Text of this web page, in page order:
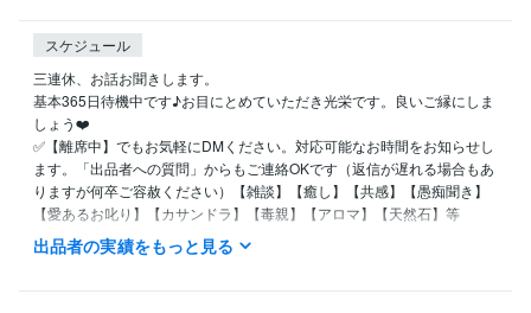
スケジュール
三連休、お話お聞きします。
基本365日待機中です♪お目にとめていただき光栄です。良いご縁にしま
しょう❤️
✅【離席中】でもお気軽にDMください。対応可能なお時間をお知らせし
ます。「出品者への質問」からもご連絡OKです（返信が遅れる場合もあ
りますが何卒ご容赦ください）【雑談】【癒し】【共感】【愚痴聞き】
【愛あるお叱り】【カサンドラ】【毒親】【アロマ】【天然石】等
⭐️標準語・関西弁どちらでもOK！敬語・タメ口、秘書口調のビジネスモ
ードも対応可。
出品者の実績をもっと見る